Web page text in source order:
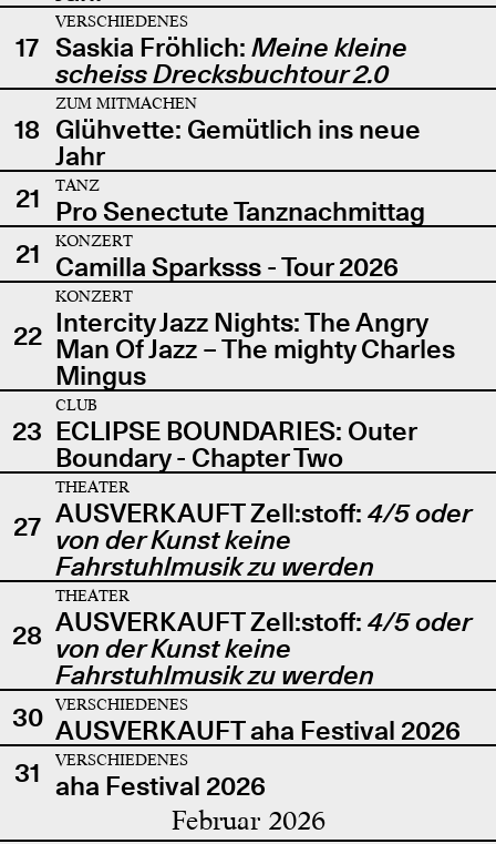
17
VERSCHIEDENES
Saskia Fröhlich: Meine kleine
scheiss Drecksbuchtour 2.0
18
ZUM MITMACHEN
Glühvette: Gemütlich ins neue
Jahr
21
TANZ
Pro Senectute Tanznachmittag
21
KONZERT
Camilla Sparksss - Tour 2026
22
KONZERT
Intercity Jazz Nights: The Angry
Man Of Jazz – The mighty Charles
Mingus
23
CLUB
ECLIPSE BOUNDARIES: Outer
Boundary - Chapter Two
27
THEATER
AUSVERKAUFT Zell:stoff: 4/5 oder
von der Kunst keine
Fahrstuhlmusik zu werden
28
THEATER
AUSVERKAUFT Zell:stoff: 4/5 oder
von der Kunst keine
Fahrstuhlmusik zu werden
30
VERSCHIEDENES
AUSVERKAUFT aha Festival 2026
31
VERSCHIEDENES
aha Festival 2026
Februar 2026